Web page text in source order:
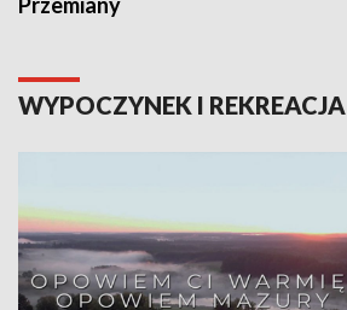
WYPOCZYNEK I REKREACJA